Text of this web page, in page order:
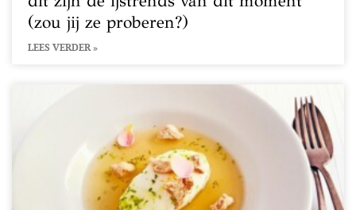
(zou jij ze proberen?)
LEES VERDER »